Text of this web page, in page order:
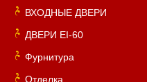
ВХОДНЫЕ ДВЕРИ
ДВЕРИ EI-60
Фурнитура
Отделка